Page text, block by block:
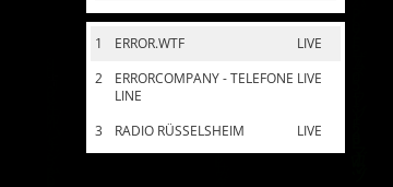
1 LIVE
ERROR.WTF
2
LIVE
ERRORCOMPANY - TELEFONE
LINE
3
LIVE
RADIO RÜSSELSHEIM